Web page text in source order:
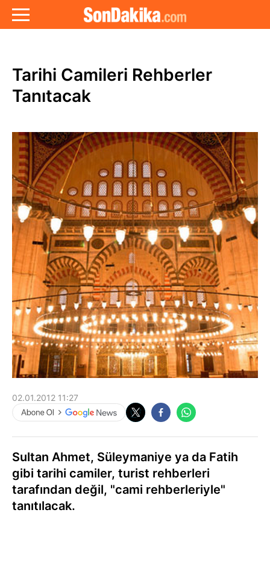
Tarihi Camileri Rehberler
Tanıtacak
02.01.2012 11:27
Sultan Ahmet, Süleymaniye ya da Fatih
gibi tarihi camiler, turist rehberleri
tarafından değil, "cami rehberleriyle"
tanıtılacak.